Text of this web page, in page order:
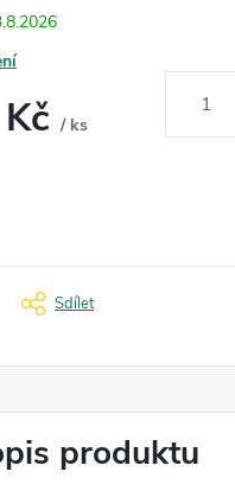
/ ks
Sdílet
produktu